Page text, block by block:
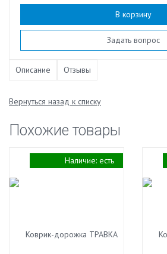
В корзину
Задать вопрос
Описание Отзывы
Вернуться назад к списку
Похожие товары
Наличие: есть